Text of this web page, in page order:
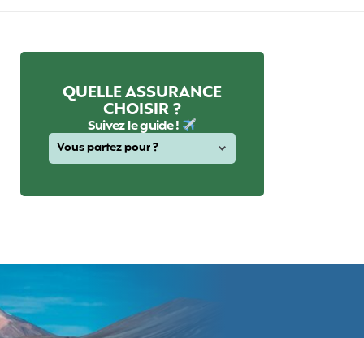
QUELLE ASSURANCE
CHOISIR ?
Suivez le guide !